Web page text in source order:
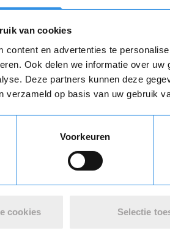
van cookies
content en advertenties te
Ook delen we informatie over
Deze partners kunnen deze
verzameld op basis van uw gebruik
Voorkeuren
cookies Selectie
*